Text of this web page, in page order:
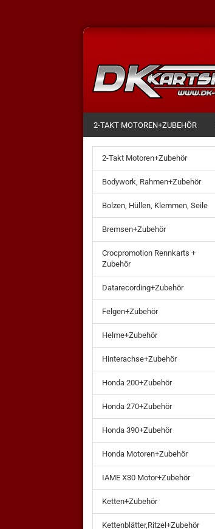
2-TAKT MOTOREN+ZUBEHÖR
2-Takt Motoren+Zubehör
Bodywork, Rahmen+Zubehör
Bolzen, Hüllen, Klemmen, Seile
Bremsen+Zubehör
Crocpromotion Rennkarts +
Zubehör
Datarecording+Zubehör
Felgen+Zubehör
Helme+Zubehör
Hinterachse+Zubehör
Honda 200+Zubehör
Honda 270+Zubehör
Honda 390+Zubehör
Honda Motoren+Zubehör
IAME X30 Motor+Zubehör
Ketten+Zubehör
Kettenblätter,Ritzel+Zubehör